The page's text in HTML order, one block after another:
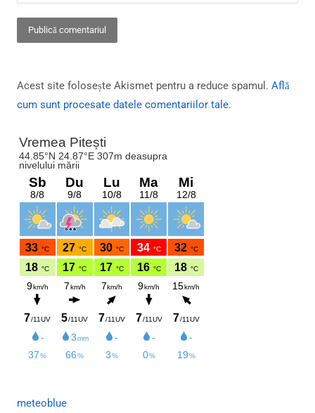
Acest site folosește Akismet pentru a reduce spamul. Află
cum sunt procesate datele comentariilor tale.
meteoblue